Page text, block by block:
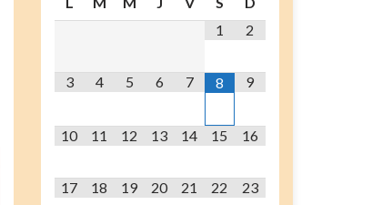
1
2
3 4 5 6 7 8 9
10 11 12 13 14 15 16
17 18 19 20 21 22 23